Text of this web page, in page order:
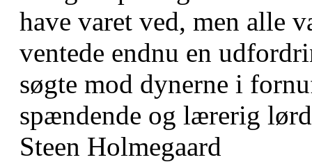
have varet ved, men alle
ventede endnu en
søgte mod dynerne i
spændende og lærerig
Steen Holmegaard